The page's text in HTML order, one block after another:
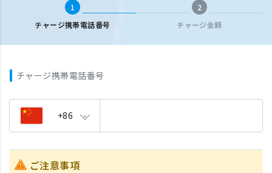
1
チャージ携帯電話番号
2
チャージ金額
チャージ携帯電話番号
+86
ご注意事項